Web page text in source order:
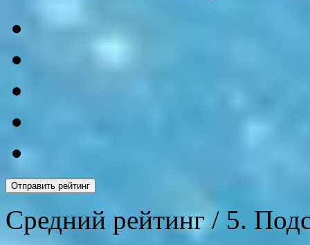
Отправить рейтинг
Средний рейтинг / 5.